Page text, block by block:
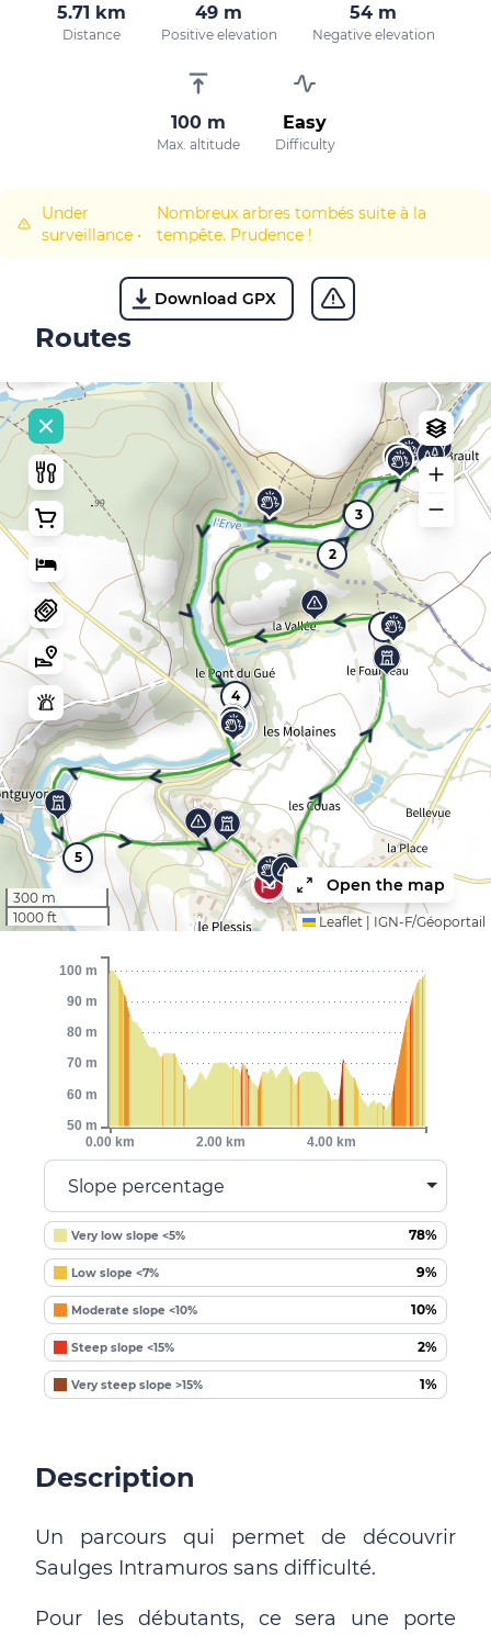
5.71 km
Distance
49 m
Positive elevation
54 m
Negative elevation
100 m
Max. altitude
Easy
Difficulty
Under
surveillance •
Nombreux arbres tombés suite à la
tempête. Prudence !
Download GPX
Routes
1
2
3
4
5
300 m
1000 ft
Open the map
Leaflet IGN-F/Géoportail
Slope percentage
Very low slope <5% 78%
Low slope <7% 9%
Moderate slope <10% 10%
Steep slope <15% 2%
Very steep slope >15% 1%
0.00 km 2.00 km 4.00 km
50 m
60 m
70 m
80 m
90 m
100 m
Description
Un parcours qui permet de découvrir
Saulges Intramuros sans difficulté.
Pour les débutants, ce sera une porte